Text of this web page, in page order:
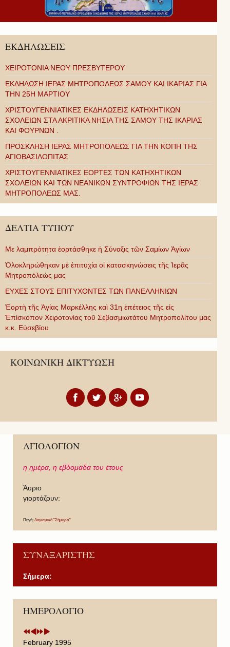
ΕΚΔΗΛΩΣΕΙΣ
ΧΕΙΡΟΤΟΝΙΑ ΝΕΟΥ ΠΡΕΣΒΥΤΕΡΟΥ
ΕΚΔΗΛΩΣΗ ΙΕΡΑΣ ΜΗΤΡΟΠΟΛΕΩΣ ΣΑΜΟΥ ΚΑΙ ΙΚΑΡΙΑΣ ΓΙΑ
ΤΗΝ 25Η ΜΑΡΤΙΟΥ
ΧΡΙΣΤΟΥΓΕΝΝΙΑΤΙΚΕΣ ΕΚΔΗΛΩΣΕΙΣ ΚΑΤΗΧΗΤΙΚΩΝ
ΣΧΟΛΕΙΩΝ ΣΤΑ ΑΚΡΙΤΙΚΑ ΝΗΣΙΑ ΤΗΣ ΣΑΜΟΥ ΤΗΣ ΙΚΑΡΙΑΣ
ΚΑΙ ΦΟΥΡΝΩΝ .
ΠΡΟΣΚΛΗΣΗ ΙΕΡΑΣ ΜΗΤΡΟΠΟΛΕΩΣ ΓΙΑ ΤΗΝ ΚΟΠΗ ΤΗΣ
ΑΓΙΟΒΑΣΙΛΟΠΙΤΑΣ
ΧΡΙΣΤΟΥΓΕΝΝΙΑΤΙΚΕΣ ΕΟΡΤΕΣ ΤΩΝ ΚΑΤΗΧΗΤΙΚΩΝ
ΣΧΟΛΕΙΩΝ ΚΑΙ ΤΩΝ ΝΕΑΝΙΚΩΝ ΣΥΝΤΡΟΦΙΩΝ ΤΗΣ ΙΕΡΑΣ
ΜΗΤΡΟΠΟΛΕΩΣ ΜΑΣ.
ΔΕΛΤΙΑ ΤΥΠΟΥ
Με λαμπρότητα ἑορτάσθηκε ἡ Σύναξις τῶν Σαμίων Ἁγίων
Ὁλοκληρώθηκαν μὲ ἐπιτυχία οἱ κατασκηνώσεις τῆς Ἱερᾶς
Μητροπόλεώς μας
ΕΥΧΕΣ ΣΤΟΥΣ ΕΠΙΤΥΧΟΝΤΕΣ ΤΩΝ ΠΑΝΕΛΛΗΝΙΩΝ
Ἑορτὴ τῆς Ἁγίας Μαρκέλλης καὶ 31η ἐπέτειος τῆς εἰς
Ἐπίσκοπον Χειροτονίας τοῦ Σεβασμιωτάτου Μητροπολίτου μας
κ.κ. Εὐσεβίου
ΚΟΙΝΩΝΙΚΗ ΔΙΚΤΥΩΣΗ
ΑΓΙΟΛΟΓΙΟΝ
η ημέρα, η εβδομάδα του έτους
Άυριο
γιορτάζουν:
Πηγή: Λογισμικό "Σήμερα"
ΣΥΝΑΞΑΡΙΣΤΗΣ
Σήμερα:
ΗΜΕΡΟΛΟΓΙΟ
P
r
v
i
P
r
v
i
N
e
t
Y
N
e
t
M
February 1995